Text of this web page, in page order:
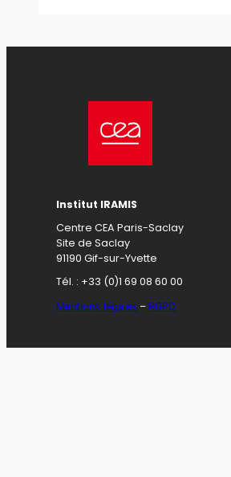
Institut IRAMIS
Centre CEA Paris-Saclay
Site de Saclay
91190 Gif-sur-Yvette
Tél. : +33 (0)1 69 08 60 00
Mentions légales – RGPD